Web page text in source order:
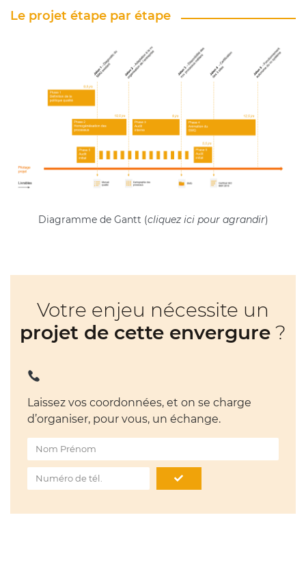
Le projet étape par étape
Diagramme de Gantt (cliquez ici pour agrandir)
Votre enjeu nécessite un
projet de cette envergure ?
Laissez vos coordonnées, et on se charge
d’organiser, pour vous, un échange.